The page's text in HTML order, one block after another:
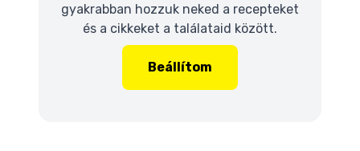
gyakrabban hozzuk neked a recepteket
és a cikkeket a találataid között.
Beállítom